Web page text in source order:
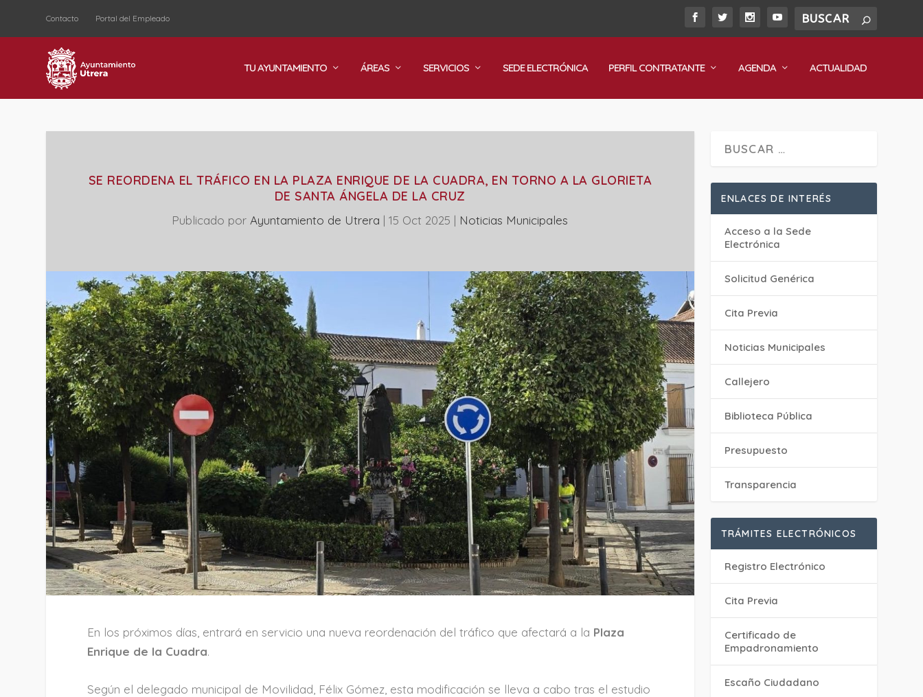
Contacto Portal del Empleado
TU AYUNTAMIENTO ÁREAS SERVICIOS SEDE ELECTRÓNICA PERFIL CONTRATANTE AGENDA ACTUALIDAD
SE REORDENA EL TRÁFICO EN LA PLAZA ENRIQUE DE LA CUADRA, EN TORNO A LA GLORIETA
DE SANTA ÁNGELA DE LA CRUZ
Publicado porAyuntamiento de Utrera |15 Oct 2025 | ‎Noticias Municipales
En los próximos días, entrará en servicio una nueva reordenación del tráfico que afectará a la Plaza
Enrique de la Cuadra.
Según el delegado municipal de Movilidad, Félix Gómez, esta modificación se lleva a cabo tras el estudio
ENLACES DE INTERÉS
Acceso a la Sede
Electrónica
Solicitud Genérica
Cita Previa
‎Noticias Municipales
Callejero
Biblioteca Pública
Presupuesto
Transparencia
TRÁMITES ELECTRÓNICOS
Registro Electrónico
Cita Previa
Certificado de
Empadronamiento
Escaño Ciudadano